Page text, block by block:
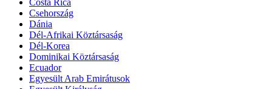
Costa Rica
Csehország
Dánia
Dél-Afrikai Köztársaság
Dél-Korea
Dominikai Köztársaság
Ecuador
Egyesült Arab Emirátusok